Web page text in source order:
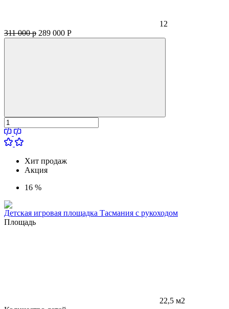
12
311 000 р 289 000 Р
Хит продаж
Акция
16 %
Детская игровая площадка Тасмания с рукоходом
Площадь
22,5 м2